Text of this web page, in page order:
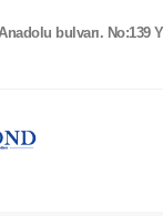
bulvarı. No:139